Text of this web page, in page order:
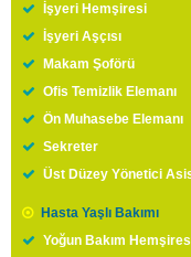
İşyeri Hemşiresi
İşyeri Aşçısı
Makam Şoförü
Ofis Temizlik Elemanı
Ön Muhasebe Elemanı
Sekreter
Üst Düzey Yönetici
Hasta Yaşlı Bakımı
Yoğun Bakım